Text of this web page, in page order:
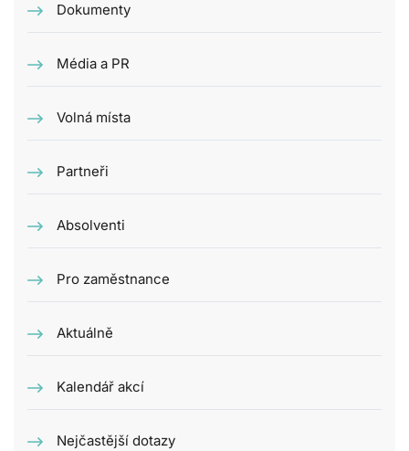
Dokumenty
Média a PR
Volná místa
Partneři
Absolventi
Pro zaměstnance
Aktuálně
Kalendář akcí
Nejčastější dotazy